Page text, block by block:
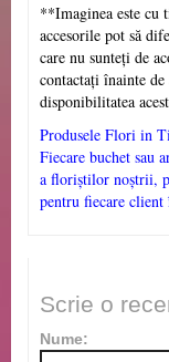
**Imaginea este cu
accesorile pot să
care nu sunteți de
contactați înainte
disponibilitatea
Produsele Flori in
Fiecare buchet sau
a floriștilor noștrii,
pentru fiecare
Scrie o
Nume: